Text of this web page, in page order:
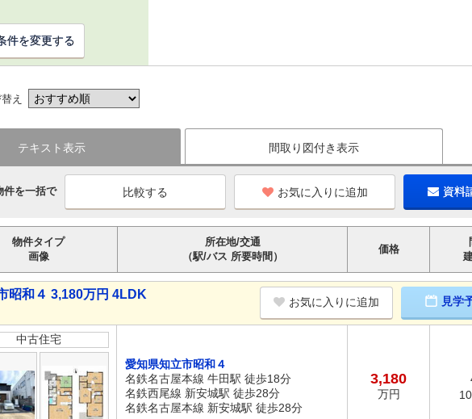
件を変更する
え
テキスト表示 間取り図付き表示
件を一括で お気に入りに追加 資料
物件タイプ
画像
所在地/交通
（駅/バス 所要時間）
価格
昭和４ 3,180万円 4LDK
お気に入りに追加 見学
中古住宅
愛知県知立市昭和４
名鉄名古屋本線 牛田駅 徒歩18分
名鉄西尾線 新安城駅 徒歩28分
名鉄名古屋本線 新安城駅 徒歩28分
3,180
万円